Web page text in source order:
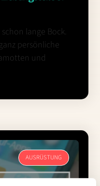
lange Bock.
persönliche
und
AUSRÜSTUNG